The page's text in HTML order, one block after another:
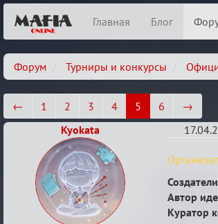
Главная Блог
Форум Турниры и конкурсы
← 1 2 3 4 5 6
→
Kyokata
от
O.R.C.
Автор
Куратор